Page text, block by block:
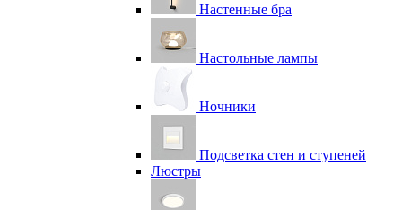
Настенные бра
Настольные лампы
Ночники
Подсветка стен и ступеней
Люстры